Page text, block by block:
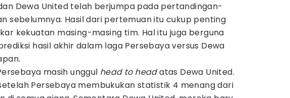
Dewa United telah berjumpa pada pertandingan-
sebelumnya. Hasil dari pertemuan itu cukup penting
kekuatan masing-masing tim. Hal itu juga berguna
hasil akhir dalam laga Persebaya versus Dewa
masih unggul head to headatas Dewa United.
Persebaya membukukan statistik 4 menang dari